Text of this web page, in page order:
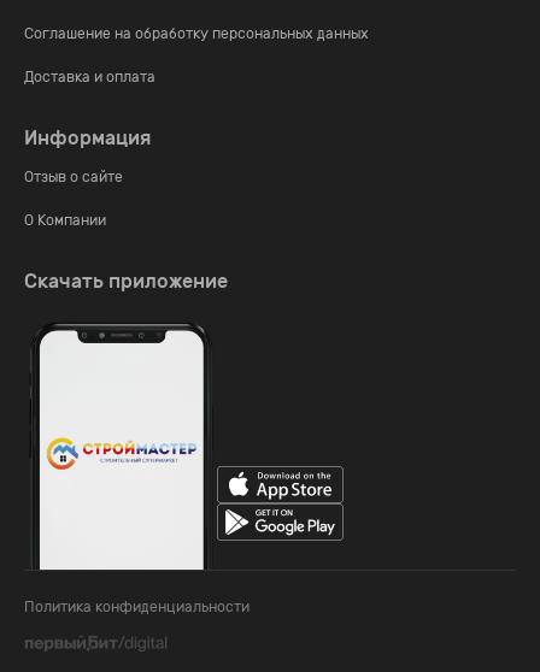
Соглашение на обработку персональных данных
Доставка и оплата
Информация
Отзыв о сайте
О Компании
Скачать приложение
Политика конфиденциальности